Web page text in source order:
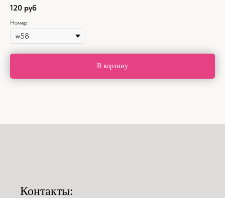
120 руб
Номер:
В корзину
Контакты: